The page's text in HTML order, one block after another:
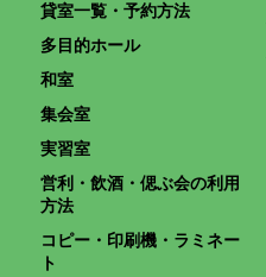
貸室一覧・予約方法
多目的ホール
和室
集会室
実習室
営利・飲酒・偲ぶ会の利用
方法
コピー・印刷機・ラミネー
ト